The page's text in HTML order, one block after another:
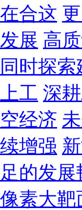
在合这
发展 高
同时探索
上工 深
空经济
续增强
足的发展
像素大靶